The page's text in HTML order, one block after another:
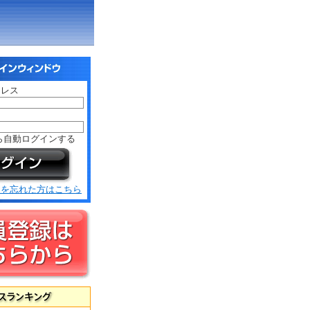
ス
自動ログインする
忘れた方はこちら